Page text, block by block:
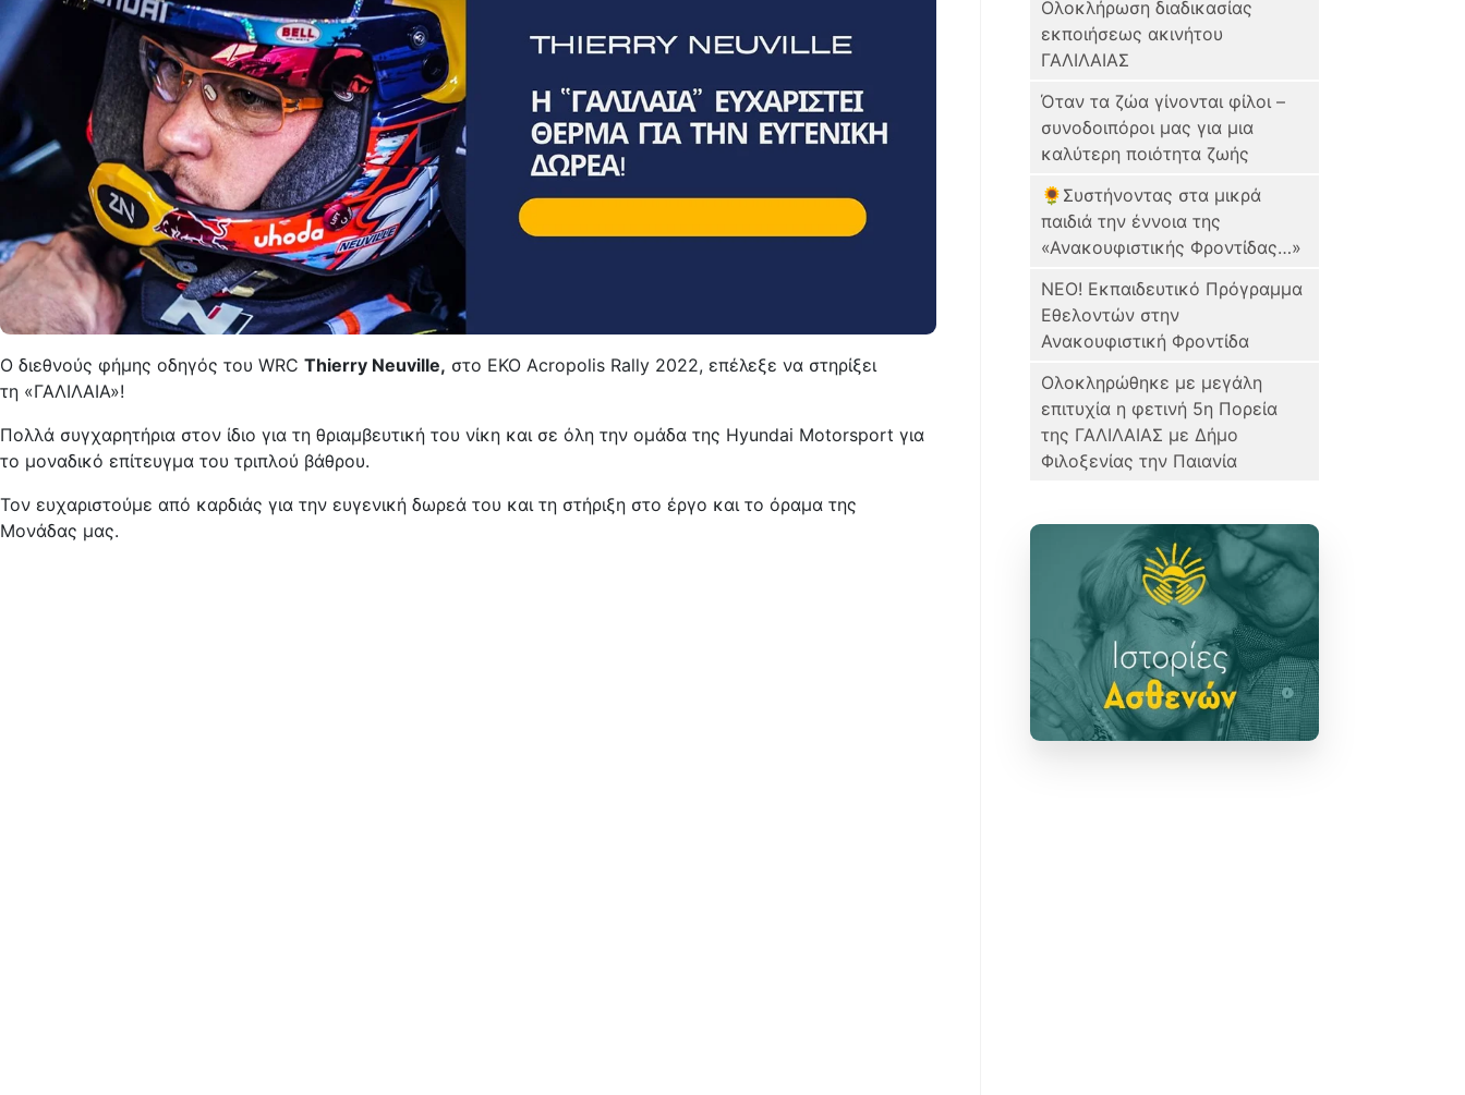
Ο διεθνούς φήμης οδηγός του WRC Thierry Neuville, στο ΕΚΟ Acropolis Rally 2022, επέλεξε να στηρίξει
τη «ΓΑΛΙΛΑΙΑ»!
Πολλά συγχαρητήρια στον ίδιο για τη θριαμβευτική του νίκη και σε όλη την ομάδα της Hyundai Motorsport για
το μοναδικό επίτευγμα του τριπλού βάθρου.
Τον ευχαριστούμε από καρδιάς για την ευγενική δωρεά του και τη στήριξη στο έργο και το όραμα της
Μονάδας μας.
Ολοκλήρωση διαδικασίας
εκποιήσεως ακινήτου
ΓΑΛΙΛΑΙΑΣ
Όταν τα ζώα γίνονται φίλοι –
συνοδοιπόροι μας για μια
καλύτερη ποιότητα ζωής
🌻Συστήνοντας στα μικρά
παιδιά την έννοια της
«Ανακουφιστικής Φροντίδας…»
ΝΕΟ! Εκπαιδευτικό Πρόγραμμα
Εθελοντών στην
Ανακουφιστική Φροντίδα
Oλοκληρώθηκε με μεγάλη
επιτυχία η φετινή 5η Πορεία
της ΓΑΛΙΛΑΙΑΣ με Δήμο
Φιλοξενίας την Παιανία